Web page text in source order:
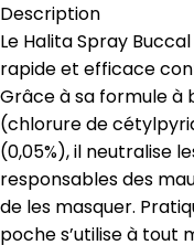
Description
Le Halita Spray
rapide et efficace
Grâce à sa formule à
(chlorure de
(0,05%), il neutralise
responsables des
de les masquer.
poche s’utilise à tout